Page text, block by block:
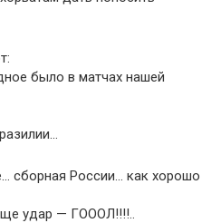
было в матчах нашей
сборная России… как хорошо
удар — ГОООЛ!!!!..